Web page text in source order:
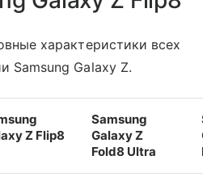
характеристики всех
Samsung Galaxy Z.
Z Flip8
Samsung
Galaxy Z
Fold8 Ultra